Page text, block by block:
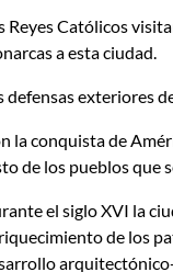
Reyes Católicos
a esta ciudad.
defensas exteriores
la conquista de
de los pueblos que
el siglo XVI la
de los